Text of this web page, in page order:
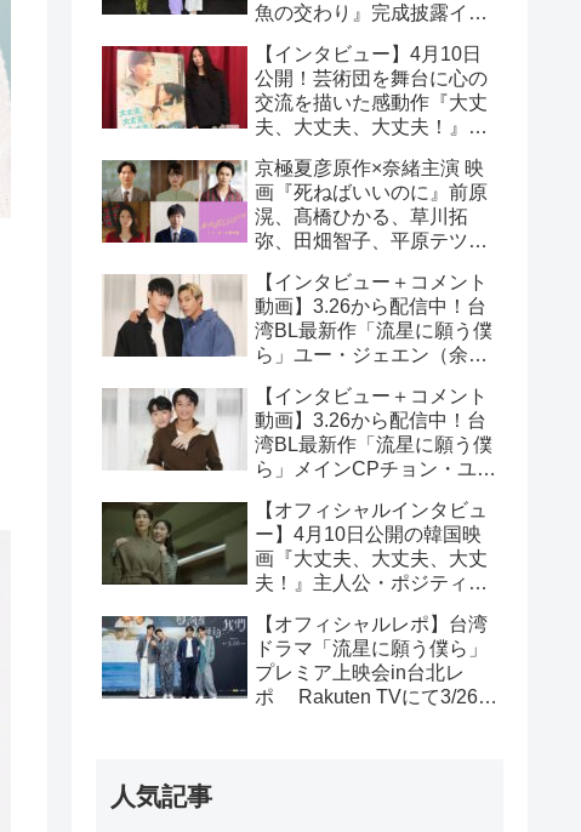
魚の交わり』完成披露イベ
恋愛相談トーク開催！
【インタビュー】4月10日
公開！芸術団を舞台に心の
交流を描いた感動作『大丈
夫、大丈夫、大丈夫！』キ
ー
京極夏彦原作×奈緒主演 映
画『死ねばいいのに』前原
滉、髙橋ひかる、草川拓
弥、田畑智子、平原テツら
【インタビュー＋コメント
動画】3.26から配信中！台
湾BL最新作「流星に願う僕
ら」ユー・ジェエン（余杰
うた）インタビュー！サイ
ン入りチェキ読プレも
【インタビュー＋コメント
動画】3.26から配信中！台
湾BL最新作「流星に願う僕
ら」メインCPチョン・ユエ
ー・モンシュエン（初孟
軒） インタビュー！サイン
入りチェキ読プレも
【オフィシャルインタビュ
ー】4月10日公開の韓国映
画『大丈夫、大丈夫、大丈
夫！』主人公・ポジティブ
映画の見どころを紹介！
【オフィシャルレポ】台湾
ドラマ「流星に願う僕ら」
プレミア上映会in台北レ
ポ Rakuten TVにて3/26～
人気記事